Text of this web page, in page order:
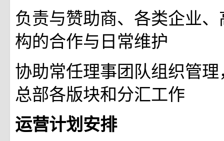
负责与赞助商、各类企业
构的合作与日常维护
协助常任理事团队组织管
总部各版块和分汇工作
运营计划安排